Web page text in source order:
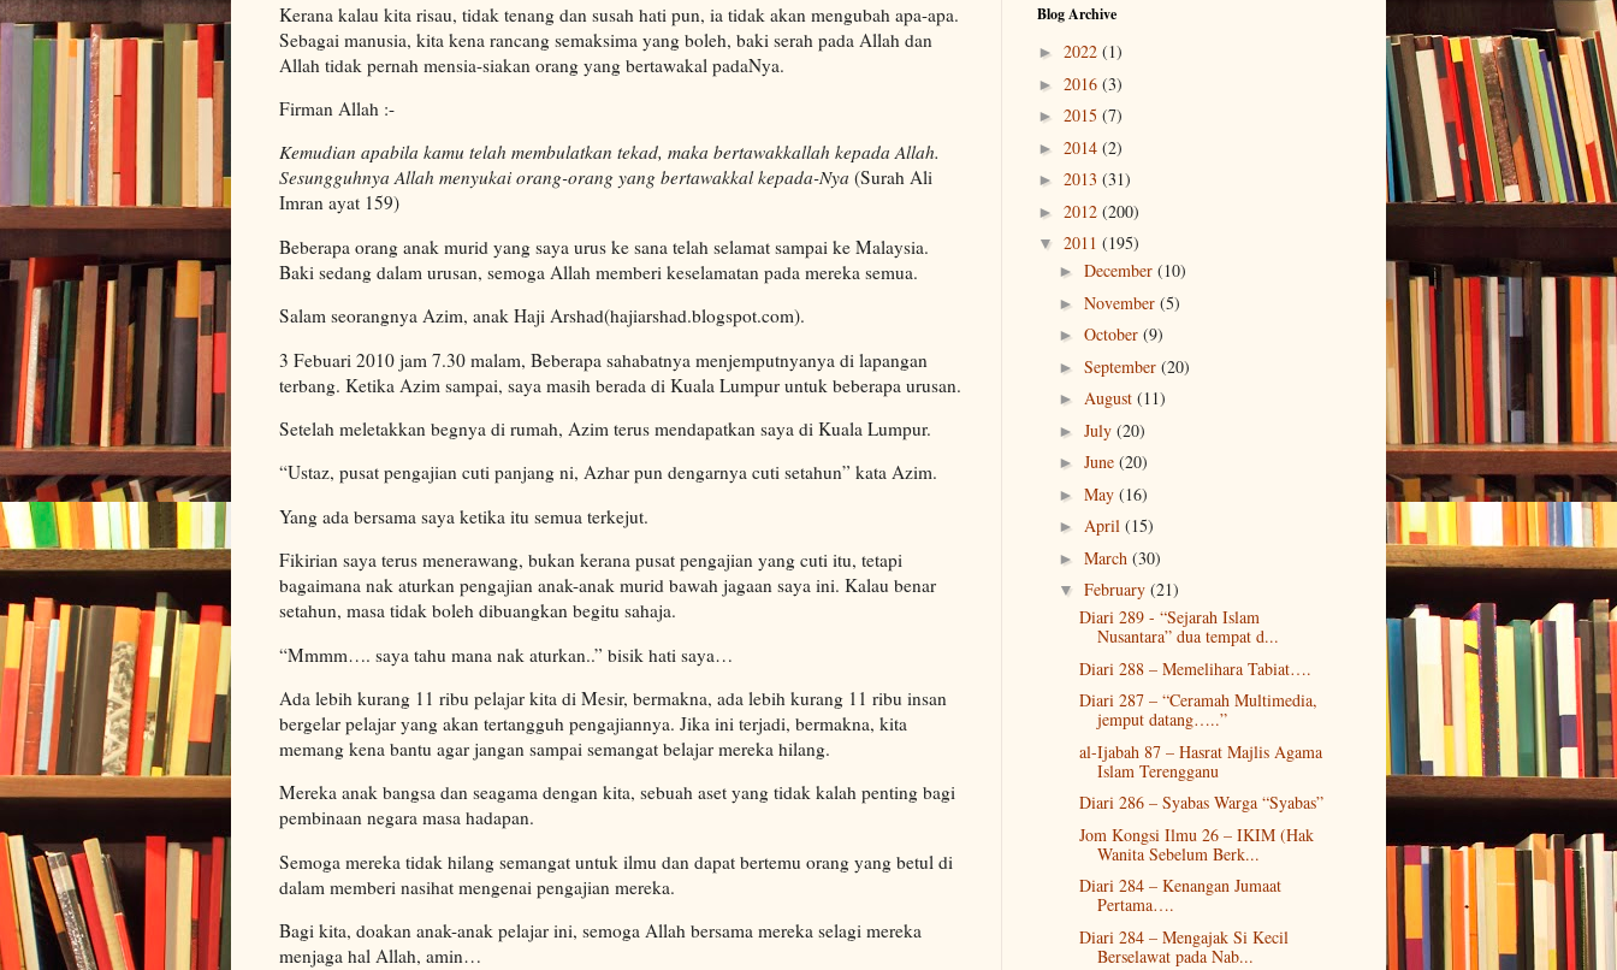
Kerana kalau kita risau, tidak tenang dan susah hati pun, ia tidak akan mengubah apa-apa.
Sebagai manusia, kita kena rancang semaksima yang boleh, baki serah pada Allah dan
Allah tidak pernah mensia-siakan orang yang bertawakal padaNya.
Firman Allah :-
Kemudian apabila kamu telah membulatkan tekad, maka bertawakkallah kepada Allah.
Sesungguhnya Allah menyukai orang-orang yang bertawakkal kepada-Nya (Surah Ali
Imran ayat 159)
Beberapa orang anak murid yang saya urus ke sana telah selamat sampai ke Malaysia.
Baki sedang dalam urusan, semoga Allah memberi keselamatan pada mereka semua.
Salam seorangnya Azim, anak Haji Arshad(hajiarshad.blogspot.com).
3 Febuari 2010 jam 7.30 malam, Beberapa sahabatnya menjemputnyanya di lapangan
terbang. Ketika Azim sampai, saya masih berada di Kuala Lumpur untuk beberapa urusan.
Setelah meletakkan begnya di rumah, Azim terus mendapatkan saya di Kuala Lumpur.
“Ustaz, pusat pengajian cuti panjang ni, Azhar pun dengarnya cuti setahun” kata Azim.
Yang ada bersama saya ketika itu semua terkejut.
Fikirian saya terus menerawang, bukan kerana pusat pengajian yang cuti itu, tetapi
bagaimana nak aturkan pengajian anak-anak murid bawah jagaan saya ini. Kalau benar
setahun, masa tidak boleh dibuangkan begitu sahaja.
“Mmmm…. saya tahu mana nak aturkan..” bisik hati saya…
Ada lebih kurang 11 ribu pelajar kita di Mesir, bermakna, ada lebih kurang 11 ribu insan
bergelar pelajar yang akan tertangguh pengajiannya. Jika ini terjadi, bermakna, kita
memang kena bantu agar jangan sampai semangat belajar mereka hilang.
Mereka anak bangsa dan seagama dengan kita, sebuah aset yang tidak kalah penting bagi
pembinaan negara masa hadapan.
Semoga mereka tidak hilang semangat untuk ilmu dan dapat bertemu orang yang betul di
dalam memberi nasihat mengenai pengajian mereka.
Bagi kita, doakan anak-anak pelajar ini, semoga Allah bersama mereka selagi mereka
menjaga hal Allah, amin…
Blog Archive
► 2022 (1)
► 2016 (3)
► 2015 (7)
► 2014 (2)
► 2013 (31)
► 2012 (200)
▼ 2011 (195)
► December (10)
► November (5)
► October (9)
► September (20)
► August (11)
► July (20)
► June (20)
► May (16)
► April (15)
► March (30)
▼ February (21)
Diari 289 - “Sejarah Islam
Nusantara” dua tempat d...
Diari 288 – Memelihara Tabiat….
Diari 287 – “Ceramah Multimedia,
jemput datang…..”
al-Ijabah 87 – Hasrat Majlis Agama
Islam Terengganu
Diari 286 – Syabas Warga “Syabas”
Jom Kongsi Ilmu 26 – IKIM (Hak
Wanita Sebelum Berk...
Diari 284 – Kenangan Jumaat
Pertama….
Diari 284 – Mengajak Si Kecil
Berselawat pada Nab...